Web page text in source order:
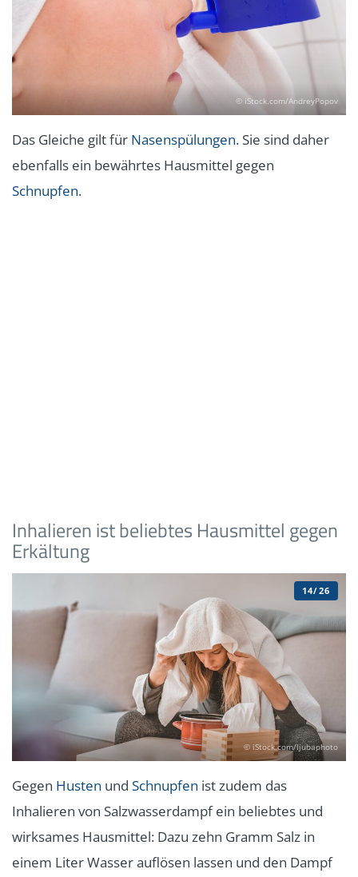
© iStock.com/AndreyPopov
Das Gleiche gilt für Nasenspülungen. Sie sind daher
ebenfalls ein bewährtes Hausmittel gegen
Schnupfen.
Inhalieren ist beliebtes Hausmittel gegen
Erkältung
© iStock.com/ljubaphoto
14/26
Gegen Husten und Schnupfen ist zudem das
Inhalieren von Salzwasserdampf ein beliebtes und
wirksames Hausmittel: Dazu zehn Gramm Salz in
einem Liter Wasser auflösen lassen und den Dampf